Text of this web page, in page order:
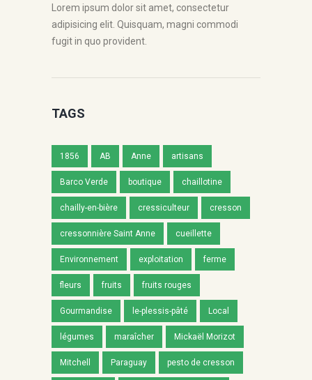
Lorem ipsum dolor sit amet, consectetur
adipisicing elit. Quisquam, magni commodi
fugit in quo provident.
TAGS
1856 AB Anne artisans
Barco Verde boutique chaillotine
chailly-en-bière cressiculteur cresson
cressonnière Saint Anne cueillette
Environnement exploitation ferme
fleurs fruits fruits rouges
Gourmandise le-plessis-pâté Local
légumes maraîcher Mickaël Morizot
Mitchell Paraguay pesto de cresson